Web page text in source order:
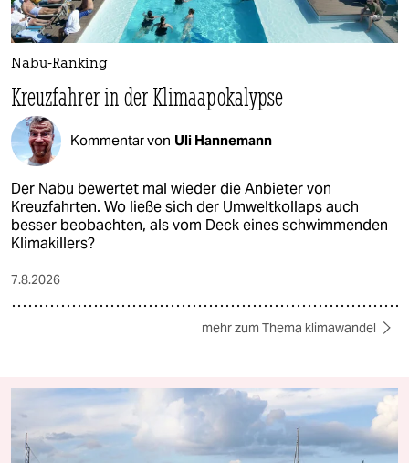
Nabu-Ranking
Kreuzfahrer in der Klimaapokalypse
Kommentar von Uli Hannemann
Der Nabu bewertet mal wieder die Anbieter von
Kreuzfahrten. Wo ließe sich der Umweltkollaps auch
besser beobachten, als vom Deck eines schwimmenden
Klimakillers?
7.8.2026
mehr zum Thema klimawandel